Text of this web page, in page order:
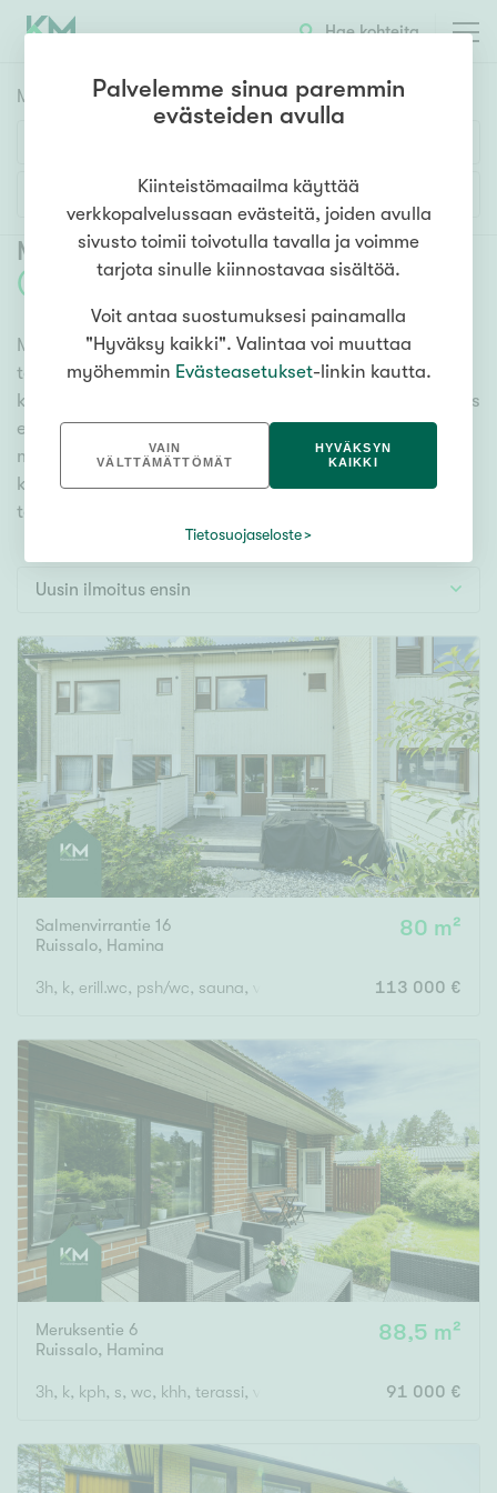
Hae kohteita
Myyntikohteet
1h 2h 3h 4h 5h+
Asuntotyyppi
Kerros-/luhtitalo
Rivitalo/paritalo
Omakoti-/erillistalo
Maa- tai metsätila
Vapaa-ajan asunto
Muut
Hinta
000 000 €
Pinta-ala
Rakennusvuosi
Uudiskohteet
Vain uudiskohteet Ei uudiskohteita
Arvokohteet
Vain arvokohteet
Hyvä
Lisää hakuehtoja
Myytävät asunnot Hamina Ruissalo
(
Meiltä löydät myytävät asunnot Hamina Ruissalo, oli
tarpeesi mikä vain! Tuhansien kohteiden ja satojen
kiinteistönvälittäjien verkostomme auttaa sinua kenties
elämäsi tärkeimmässä päätöksessä. Katso alta kaikki
myytävät asunnot Hamina Ruissalo. Hyödynnä myös
kätevää hakutyökaluamme, jonka avulla löydät omien
toiveidesi mukaisen kodin.
Uusin ilmoitus ensin
Salmenvirrantie 16
Ruissalo, Hamina
80 m²
3h, k, erill.wc, psh/wc, sauna, vh, parveke 113 000 €
Meruksentie 6
Ruissalo, Hamina
88,5 m²
3h, k, kph, s, wc, khh, terassi, vh 2x, var. 2x, autotalli91 000 €
Palvelemme sinua paremmin
evästeiden avulla
Kiinteistömaailma käyttää
verkkopalvelussaan evästeitä, joiden avulla
sivusto toimii toivotulla tavalla ja voimme
tarjota sinulle kiinnostavaa sisältöä.
Voit antaa suostumuksesi painamalla
"Hyväksy kaikki". Valintaa voi muuttaa
myöhemmin Evästeasetukset-linkin kautta.
VAIN
VÄLTTÄMÄTTÖMÄT
HYVÄKSYN
KAIKKI
Tietosuojaseloste